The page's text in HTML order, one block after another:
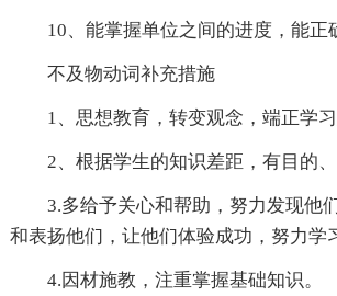
10、能掌握单位之间的进度，能正
不及物动词补充措施
1、思想教育，转变观念，端正学习
2、根据学生的知识差距，有目的、
3.多给予关心和帮助，努力发现他
和表扬他们，让他们体验成功，努力学
4.因材施教，注重掌握基础知识。